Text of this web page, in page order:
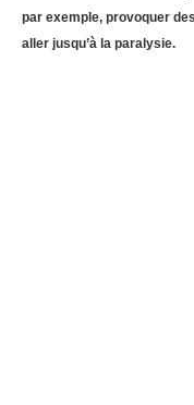
par exemple, provoquer
aller jusqu’à la paralysie.